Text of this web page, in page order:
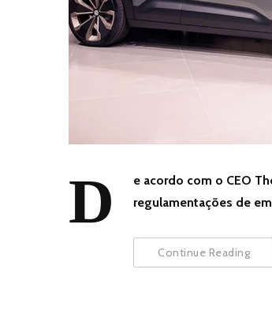
D
e acordo com o CEO
regulamentações de
Continue Reading